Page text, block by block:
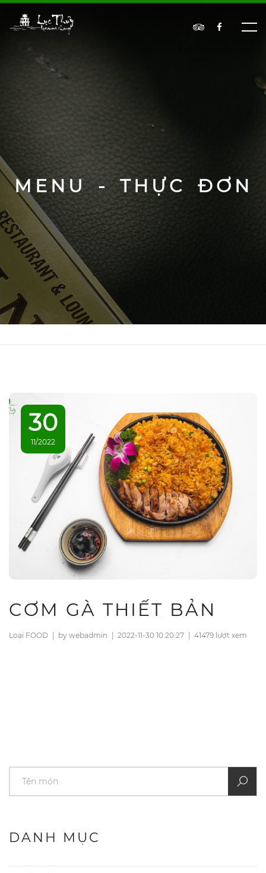
MENU - THỰC ĐƠN
30
11/2022
CƠM GÀ THIẾT BẢN
Loại FOOD | by webadmin | 2022-11-30 10:20:27 | 41479 lượt xem
DANH MỤC